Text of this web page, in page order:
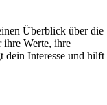
Überblick über die
ihre Werte, ihre
dein Interesse und hilft